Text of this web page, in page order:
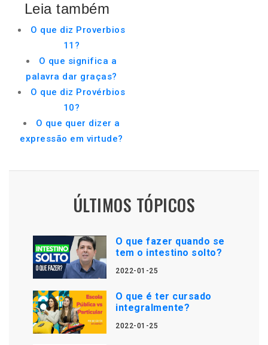
Leia também
O que diz Proverbios
11?
O que significa a
palavra dar graças?
O que diz Provérbios
10?
O que quer dizer a
expressão em virtude?
ÚLTIMOS TÓPICOS
O que fazer quando se
tem o intestino solto?
2022-01-25
O que é ter cursado
integralmente?
2022-01-25